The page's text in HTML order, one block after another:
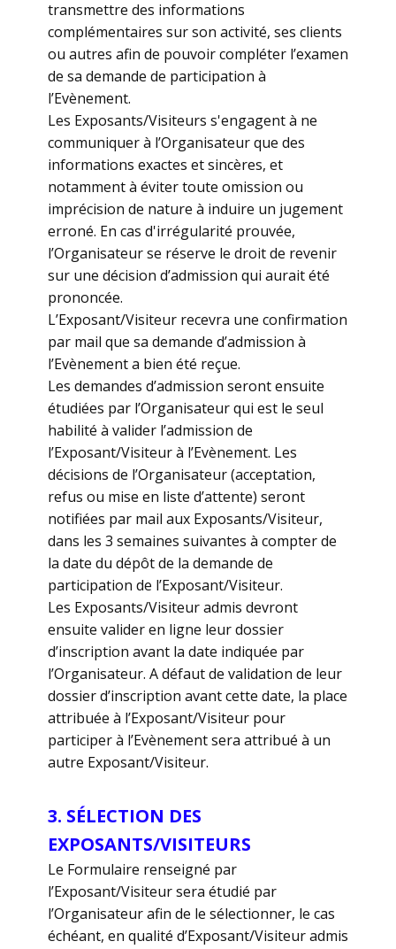
transmettre des informations
complémentaires sur son activité, ses clients
ou autres afin de pouvoir compléter l’examen
de sa demande de participation à
l’Evènement.
Les Exposants/Visiteurs s'engagent à ne
communiquer à l’Organisateur que des
informations exactes et sincères, et
notamment à éviter toute omission ou
imprécision de nature à induire un jugement
erroné. En cas d'irrégularité prouvée,
l’Organisateur se réserve le droit de revenir
sur une décision d’admission qui aurait été
prononcée.
L’Exposant/Visiteur recevra une confirmation
par mail que sa demande d’admission à
l’Evènement a bien été reçue.
Les demandes d’admission seront ensuite
étudiées par l’Organisateur qui est le seul
habilité à valider l’admission de
l’Exposant/Visiteur à l’Evènement. Les
décisions de l’Organisateur (acceptation,
refus ou mise en liste d’attente) seront
notifiées par mail aux Exposants/Visiteur,
dans les 3 semaines suivantes à compter de
la date du dépôt de la demande de
participation de l’Exposant/Visiteur.
Les Exposants/Visiteur admis devront
ensuite valider en ligne leur dossier
d’inscription avant la date indiquée par
l’Organisateur. A défaut de validation de leur
dossier d’inscription avant cette date, la place
attribuée à l’Exposant/Visiteur pour
participer à l’Evènement sera attribué à un
autre Exposant/Visiteur.
3. SÉLECTION DES
EXPOSANTS/VISITEURS
Le Formulaire renseigné par
l’Exposant/Visiteur sera étudié par
l’Organisateur afin de le sélectionner, le cas
échéant, en qualité d’Exposant/Visiteur admis